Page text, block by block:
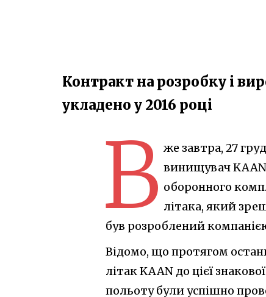
Контракт на розробку і
укладено у 2016 році
В же завтра, 27
винищувач KAAN
оборонного
літака, який
був розроблений
Відомо, що протягом
літак KAAN до цієї
польоту були успішно